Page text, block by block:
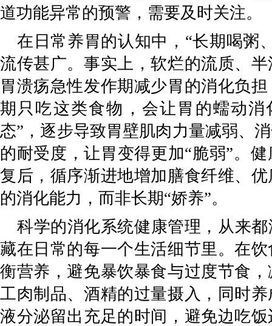
道功能异常的预警，需要及时关注。
在日常养胃的认知中， “长期喝粥
流传甚广。事实上，软烂的流质、
胃溃疡急性发作期减少胃的消化负
期只吃这类食物，会让胃的蠕动
态”，逐步导致胃壁肌肉力量减弱、
的耐受度，让胃变得更加“脆弱”。
复后，循序渐进地增加膳食纤维、
的消化能力，而非长期“娇养”。
科学的消化系统健康管理，从来
藏在日常的每一个生活细节里。在
衡营养，避免暴饮暴食与过度节食
工肉制品、酒精的过量摄入，同时
液分泌留出充足的时间，避免边吃